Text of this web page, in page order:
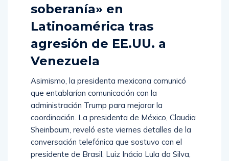
soberanía» en
Latinoamérica tras
agresión de EE.UU. a
Venezuela
Asimismo, la presidenta mexicana comunicó
que entablarían comunicación con la
administración Trump para mejorar la
coordinación. La presidenta de México, Claudia
Sheinbaum, reveló este viernes detalles de la
conversación telefónica que sostuvo con el
presidente de Brasil, Luiz Inácio Lula da Silva,